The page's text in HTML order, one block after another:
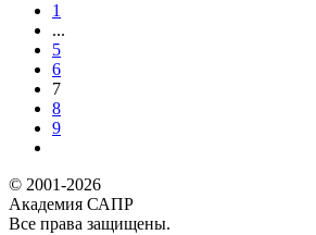
1
...
5
6
7
8
9
© 2001-2026
Академия САПР
Все права защищены.